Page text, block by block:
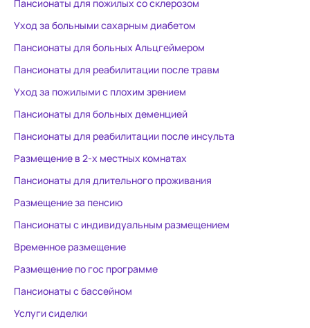
Пансионаты для пожилых со склерозом
Уход за больными сахарным диабетом
Пансионаты для больных Альцгеймером
Пансионаты для реабилитации после травм
Уход за пожилыми с плохим зрением
Пансионаты для больных деменцией
Пансионаты для реабилитации после инсульта
Размещение в 2-х местных комнатах
Пансионаты для длительного проживания
Размещение за пенсию
Пансионаты с индивидуальным размещением
Временное размещение
Размещение по гос программе
Пансионаты с бассейном
Услуги сиделки